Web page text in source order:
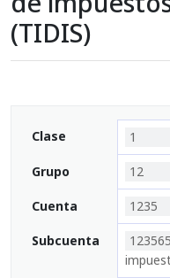
(TIDIS)
Clase 1
Grupo 12
Cuenta 1235
Subcuenta 123565